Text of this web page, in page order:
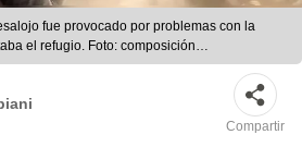
fue provocado por problemas con la
el refugio. Foto: composición
Compartir